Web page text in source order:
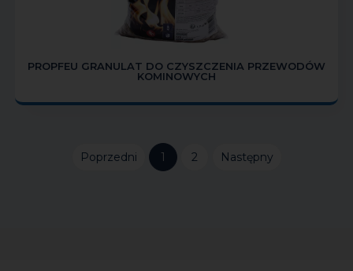
PROPFEU GRANULAT DO CZYSZCZENIA PRZEWODÓW
KOMINOWYCH
Poprzedni 1 2 Następny